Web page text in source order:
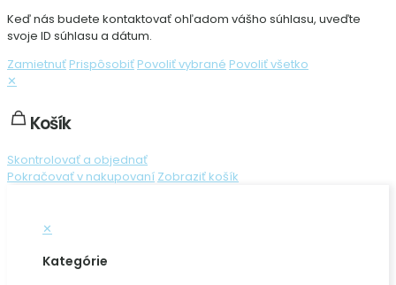
Keď nás budete kontaktovať ohľadom vášho súhlasu, uveďte
svoje ID súhlasu a dátum.
Zamietnuť Prispôsobiť Povoliť vybrané Povoliť všetko
✕
Košík
Skontrolovať a objednať
Pokračovať v nakupovaní Zobraziť košík
✕
Kategórie